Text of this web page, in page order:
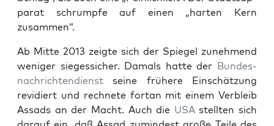
pa­rat schrump­fe auf einen „har­ten Kern
zusammen“.
Ab Mit­te 2013 zeig­te sich der Spie­gel zuneh­mend
weni­ger sie­ges­si­cher. Damals hat­te der Bun­des­
nach­rich­ten­dienst sei­ne frü­he­re Ein­schät­zung
revi­diert und rech­ne­te fort­an mit einem Ver­bleib
Assads an der Macht. Auch die USAstell­ten sich